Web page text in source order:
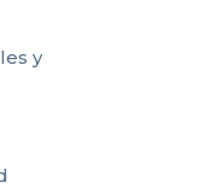
y